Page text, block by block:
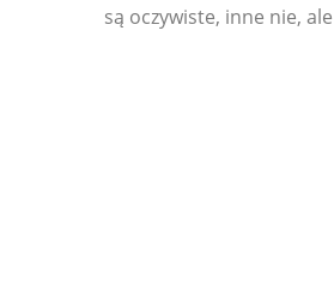
są oczywiste, inne nie,